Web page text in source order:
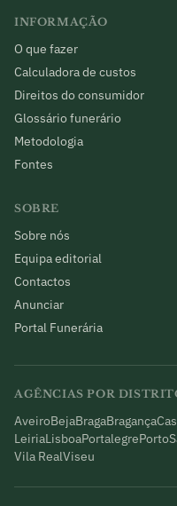
INFORMAÇÃO
O que fazer
Calculadora de custos
Direitos do consumidor
Glossário funerário
Metodologia
Fontes
SOBRE
Sobre nós
Equipa editorial
Contactos
Anunciar
Portal Funerária
AGÊNCIAS POR
AveiroBejaBragaBragança
LeiriaLisboaPortalegrePorto
Vila RealViseu